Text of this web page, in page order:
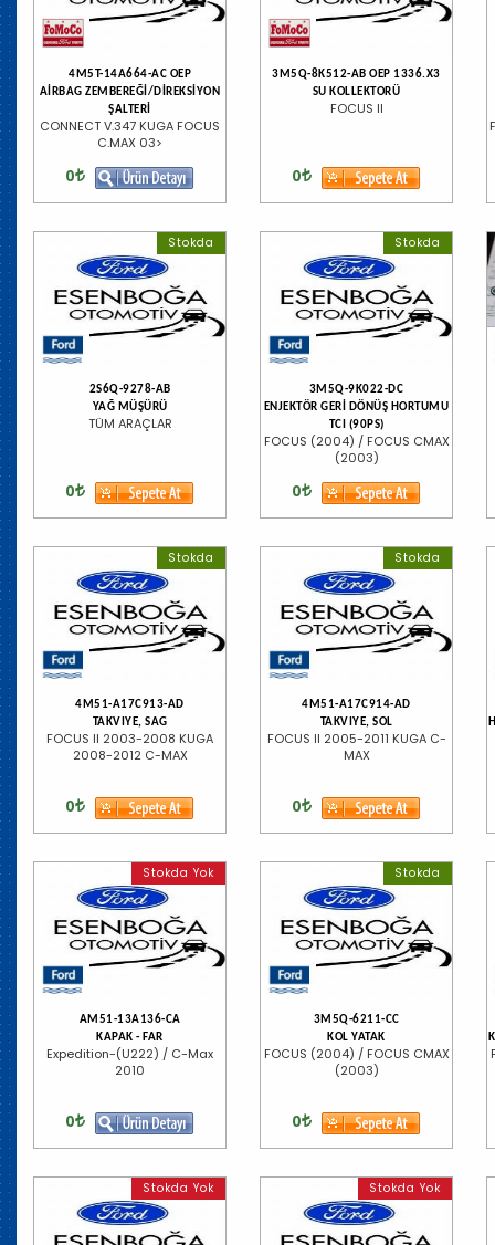
4M5T-14A664-AC OEP
AİRBAG ZEMBEREĞİ/DİREKSİYON
ŞALTERİ
CONNECT V.347 KUGA FOCUS
C.MAX 03>
0
3M5Q-8K512-AB OEP 1336.X3
SU KOLLEKTORÜ
FOCUS II
0
Stokda
2S6Q-9278-AB
YAĞ MÜŞÜRÜ
TÜM ARAÇLAR
0
Stokda
3M5Q-9K022-DC
ENJEKTÖR GERİ DÖNÜŞ HORTUMU
TCI (90PS)
FOCUS (2004) / FOCUS CMAX
(2003)
0
Stokda
4M51-A17C913-AD
TAKVIYE, SAG
FOCUS II 2003-2008 KUGA
2008-2012 C-MAX
0
Stokda
4M51-A17C914-AD
TAKVIYE, SOL
FOCUS II 2005-2011 KUGA C-
MAX
0
Stokda Yok
AM51-13A136-CA
KAPAK - FAR
Expedition-(U222) / C-Max
2010
0
Stokda
3M5Q-6211-CC
KOL YATAK
FOCUS (2004) / FOCUS CMAX
(2003)
0
Stokda Yok Stokda Yok